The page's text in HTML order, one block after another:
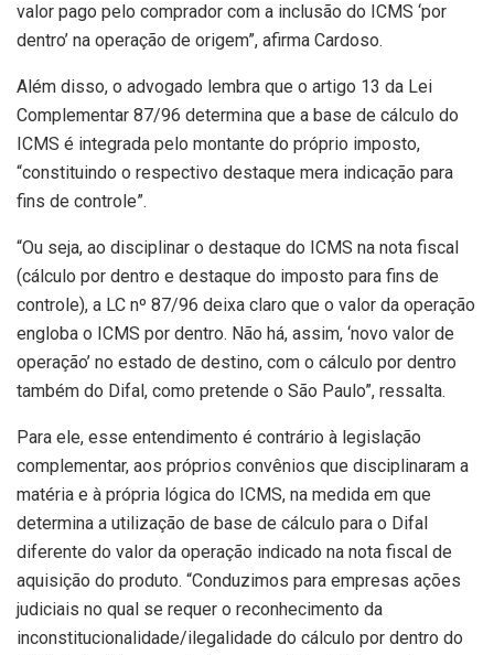
valor pago pelo comprador com a inclusão do ICMS ‘por
dentro’ na operação de origem”, afirma Cardoso.
Além disso, o advogado lembra que o artigo 13 da Lei
Complementar 87/96 determina que a base de cálculo do
ICMS é integrada pelo montante do próprio imposto,
“constituindo o respectivo destaque mera indicação para
fins de controle”.
“Ou seja, ao disciplinar o destaque do ICMS na nota fiscal
(cálculo por dentro e destaque do imposto para fins de
controle), a LC nº 87/96 deixa claro que o valor da operação
engloba o ICMS por dentro. Não há, assim, ‘novo valor de
operação’ no estado de destino, com o cálculo por dentro
também do Difal, como pretende o São Paulo”, ressalta.
Para ele, esse entendimento é contrário à legislação
complementar, aos próprios convênios que disciplinaram a
matéria e à própria lógica do ICMS, na medida em que
determina a utilização de base de cálculo para o Difal
diferente do valor da operação indicado na nota fiscal de
aquisição do produto. “Conduzimos para empresas ações
judiciais no qual se requer o reconhecimento da
inconstitucionalidade/ilegalidade do cálculo por dentro do